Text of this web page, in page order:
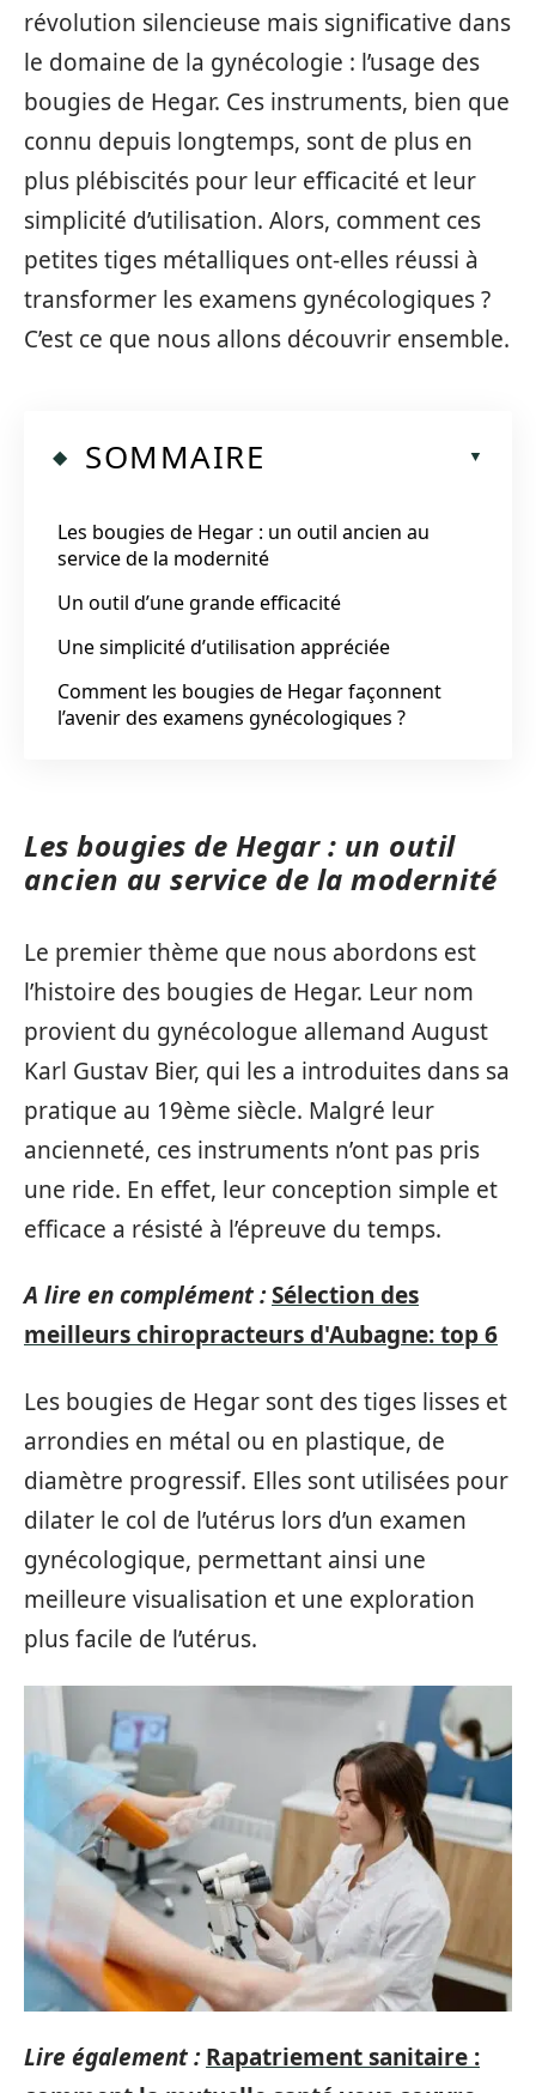
révolution silencieuse mais significative dans
le domaine de la gynécologie : l’usage des
bougies de Hegar. Ces instruments, bien que
connu depuis longtemps, sont de plus en
plus plébiscités pour leur efficacité et leur
simplicité d’utilisation. Alors, comment ces
petites tiges métalliques ont-elles réussi à
transformer les examens gynécologiques ?
C’est ce que nous allons découvrir ensemble.
SOMMAIRE
Les bougies de Hegar : un outil ancien au
service de la modernité
Un outil d’une grande efficacité
Une simplicité d’utilisation appréciée
Comment les bougies de Hegar façonnent
l’avenir des examens gynécologiques ?
Les bougies de Hegar : un outil
ancien au service de la modernité
Le premier thème que nous abordons est
l’histoire des bougies de Hegar. Leur nom
provient du gynécologue allemand August
Karl Gustav Bier, qui les a introduites dans sa
pratique au 19ème siècle. Malgré leur
ancienneté, ces instruments n’ont pas pris
une ride. En effet, leur conception simple et
efficace a résisté à l’épreuve du temps.
A lire en complément :Sélection des
meilleurs chiropracteurs d'Aubagne: top 6
Les bougies de Hegar sont des tiges lisses et
arrondies en métal ou en plastique, de
diamètre progressif. Elles sont utilisées pour
dilater le col de l’utérus lors d’un examen
gynécologique, permettant ainsi une
meilleure visualisation et une exploration
plus facile de l’utérus.
Lire également : Rapatriement sanitaire :